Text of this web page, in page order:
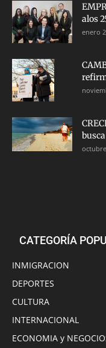
alos
enero
CATEGORÍA
INMIGRACION
DEPORTES
CULTURA
INTERNACIONAL
ECONOMIA y